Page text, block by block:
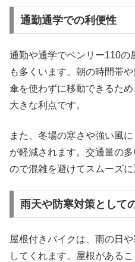
通勤通学での利便性
通勤や通学でベンリー110の
も多くいます。朝の時間帯
傘を使わずに移動できるた
大きな利点です。
また、冬場の寒さや強い風
が軽減されます。交通量の
ので混雑を避けてスムーズに
雨天や防寒対策として
屋根付きバイクは、雨の日
してくれます。屋根がある